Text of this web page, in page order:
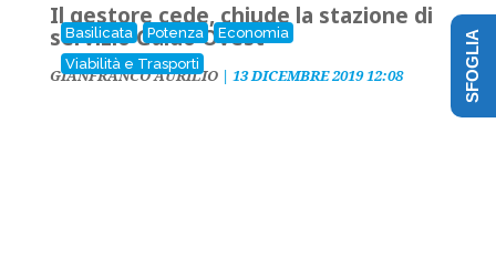
Basilicata Potenza
Economia
Viabilità e Trasporti
Il gestore cede, chiude la stazione di
servizio Galdo Ovest
GIANFRANCO AURILIO| 13 DICEMBRE 2019 12:08 SFOGLIA